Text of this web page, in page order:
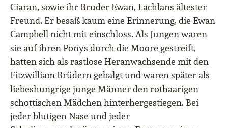
Ciaran, sowie ihr Bruder Ewan, Lachlans ältester
Freund. Er besaß kaum eine Erinnerung, die Ewan
Campbell nicht mit einschloss. Als Jungen waren
sie auf ihren Ponys durch die Moore gestreift,
hatten sich als rastlose Heranwachsende mit den
Fitzwilliam-Brüdern gebalgt und waren später als
liebeshungrige junge Männer den rothaarigen
schottischen Mädchen hinterhergestiegen. Bei
jeder blutigen Nase und jeder